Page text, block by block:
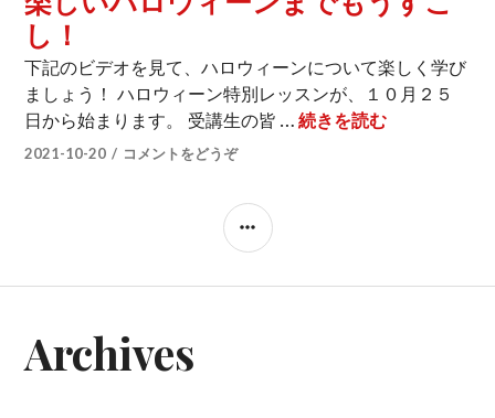
し！
下記のビデオを見て、ハロウィーンについて楽しく学び
ましょう！ ハロウィーン特別レッスンが、１０月２５
日から始まります。 受講生の皆 …続きを読む楽しいハロ
2021-10-20 コメントをどうぞ
サ
ド
Archives